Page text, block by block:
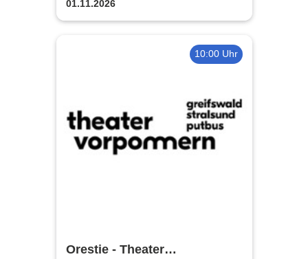
01.11.2026
10:00 Uhr
Orestie - Theater